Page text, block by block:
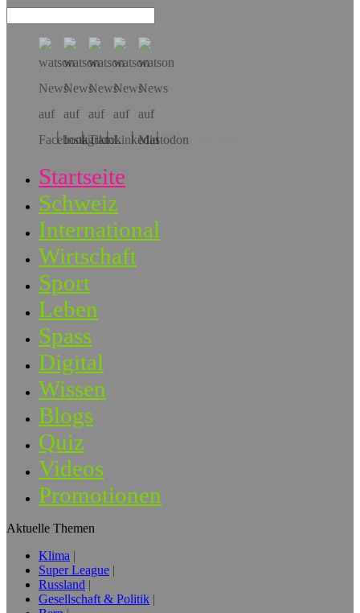
Hol dir die App!
Startseite
Schweiz
International
Wirtschaft
Sport
Leben
Spass
Digital
Wissen
Blogs
Quiz
Videos
Promotionen
Aktuelle Themen
Klima
Super League
Russland
Gesellschaft & Politik